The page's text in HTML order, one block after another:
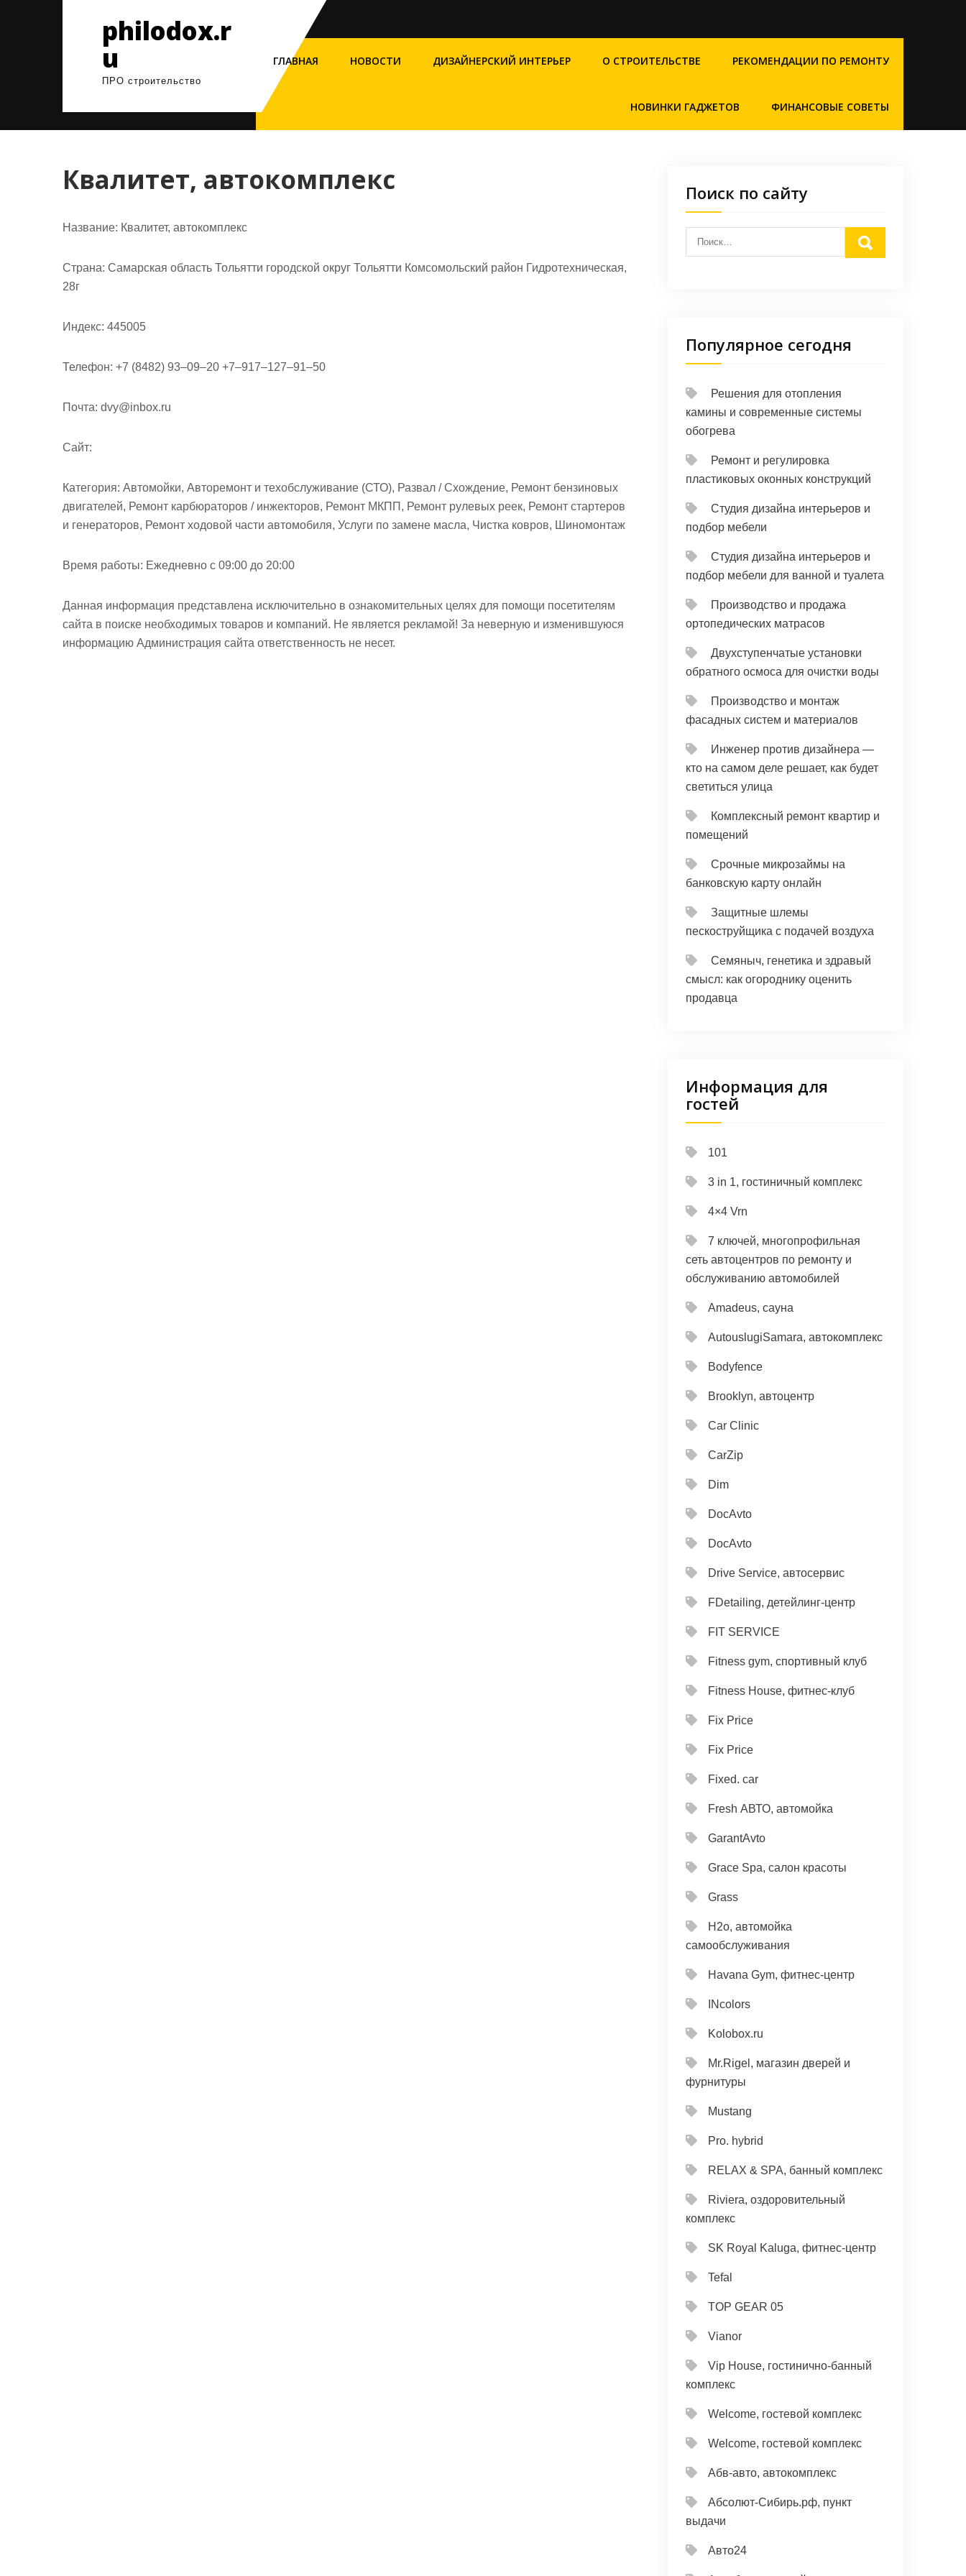
philodox.r
u
ПРО строительство
ГЛАВНАЯ НОВОСТИ ДИЗАЙНЕРСКИЙ ИНТЕРЬЕР О СТРОИТЕЛЬСТВЕ РЕКОМЕНДАЦИИ ПО РЕМОНТУ
НОВИНКИ ГАДЖЕТОВ ФИНАНСОВЫЕ СОВЕТЫ
Квалитет, автокомплекс
Название: Квалитет, автокомплекс
Страна: Самарская область Тольятти городской округ Тольятти Комсомольский район Гидротехническая,
28г
Индекс: 445005
Телефон: +7 (8482) 93‒09‒20 +7‒917‒127‒91‒50
Почта: dvy@inbox.ru
Cайт:
Категория: Автомойки, Авторемонт и техобслуживание (СТО), Развал / Схождение, Ремонт бензиновых
двигателей, Ремонт карбюраторов / инжекторов, Ремонт МКПП, Ремонт рулевых реек, Ремонт стартеров
и генераторов, Ремонт ходовой части автомобиля, Услуги по замене масла, Чистка ковров, Шиномонтаж
Время работы: Ежедневно с 09:00 до 20:00
Данная информация представлена исключительно в ознакомительных целях для помощи посетителям
сайта в поиске необходимых товаров и компаний. Не является рекламой! За неверную и изменившуюся
информацию Администрация сайта ответственность не несет.
Поиск по сайту
Популярное сегодня
Решения для отопления
камины и современные системы
обогрева
Ремонт и регулировка
пластиковых оконных конструкций
Студия дизайна интерьеров и
подбор мебели
Студия дизайна интерьеров и
подбор мебели для ванной и туалета
Производство и продажа
ортопедических матрасов
Двухступенчатые установки
обратного осмоса для очистки воды
Производство и монтаж
фасадных систем и материалов
Инженер против дизайнера —
кто на самом деле решает, как будет
светиться улица
Комплексный ремонт квартир и
помещений
Срочные микрозаймы на
банковскую карту онлайн
Защитные шлемы
пескоструйщика с подачей воздуха
Семяныч, генетика и здравый
смысл: как огороднику оценить
продавца
Информация для
гостей
101
3 in 1, гостиничный комплекс
4×4 Vrn
7 ключей, многопрофильная
сеть автоцентров по ремонту и
обслуживанию автомобилей
Amadeus, сауна
AutouslugiSamara, автокомплекс
Bodyfence
Brooklyn, автоцентр
Car Clinic
CarZip
Dim
DocAvto
DocAvto
Drive Service, автосервис
FDetailing, детейлинг-центр
FIT SERVICE
Fitness gym, спортивный клуб
Fitness House, фитнес-клуб
Fix Price
Fix Price
Fixed. car
Fresh АВТО, автомойка
GarantAvto
Grace Spa, салон красоты
Grass
H2o, автомойка
самообслуживания
Havana Gym, фитнес-центр
INcolors
Kolobox.ru
Mr.Rigel, магазин дверей и
фурнитуры
Mustang
Pro. hybrid
RELAX & SPA, банный комплекс
Riviera, оздоровительный
комплекс
SK Royal Kaluga, фитнес-центр
Tefal
TOP GEAR 05
Vianor
Vip House, гостинично-банный
комплекс
Welcome, гостевой комплекс
Welcome, гостевой комплекс
Абв-авто, автокомплекс
Абсолют-Сибирь.рф, пункт
выдачи
Авто24